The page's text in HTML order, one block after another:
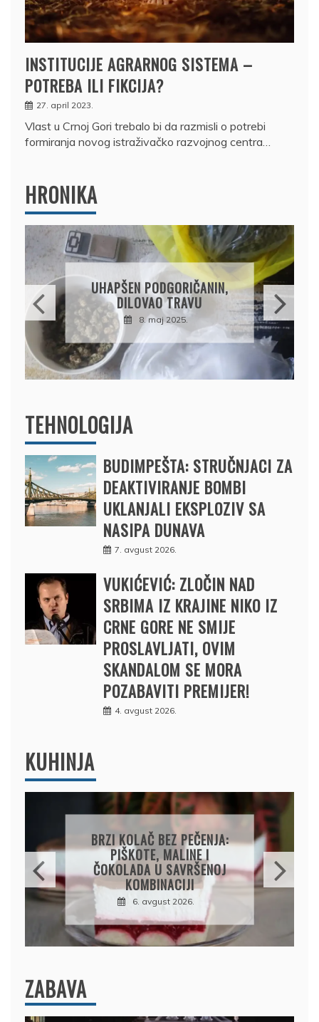
INSTITUCIJE AGRARNOG SISTEMA –
POTREBA ILI FIKCIJA?
27. april 2023.
Vlast u Crnoj Gori trebalo bi da razmisli o potrebi
formiranja novog istraživačko razvojnog centra…
HRONIKA
UHAPŠEN PODGORIČANIN,
DILOVAO TRAVU
8. maj 2025.
TEHNOLOGIJA
BUDIMPEŠTA: STRUČNJACI ZA
DEAKTIVIRANJE BOMBI
UKLANJALI EKSPLOZIV SA
NASIPA DUNAVA
7. avgust 2026.
VUKIĆEVIĆ: ZLOČIN NAD
SRBIMA IZ KRAJINE NIKO IZ
CRNE GORE NE SMIJE
PROSLAVLJATI, OVIM
SKANDALOM SE MORA
POZABAVITI PREMIJER!
4. avgust 2026.
KUHINJA
BRZI KOLAČ BEZ PEČENJA:
PIŠKOTE, MALINE I
ČOKOLADA U SAVRŠENOJ
KOMBINACIJI
6. avgust 2026.
ZABAVA